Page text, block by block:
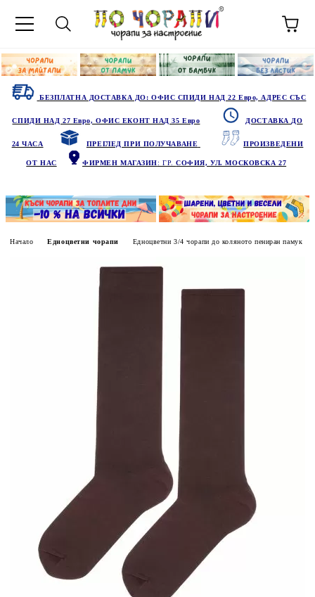
БЕЗПЛАТНА ДОСТАВКА ДО: ОФИС СПИДИ НАД 22 Евро, АДРЕС СЪС
СПИДИ НАД 27 Евро, ОФИС ЕКОНТ НАД 35 Евро ДОСТАВКА ДО
24 ЧАСА ПРЕГЛЕД ПРИ ПОЛУЧАВАНЕ ПРОИЗВЕДЕНИ
ОТ НАС ФИРМЕН МАГАЗИН: ГР.СОФИЯ, УЛ. МОСКОВСКА 27
Начало Едноцветни чорапи Едноцветни 3/4 чорапи до коляното пениран памук